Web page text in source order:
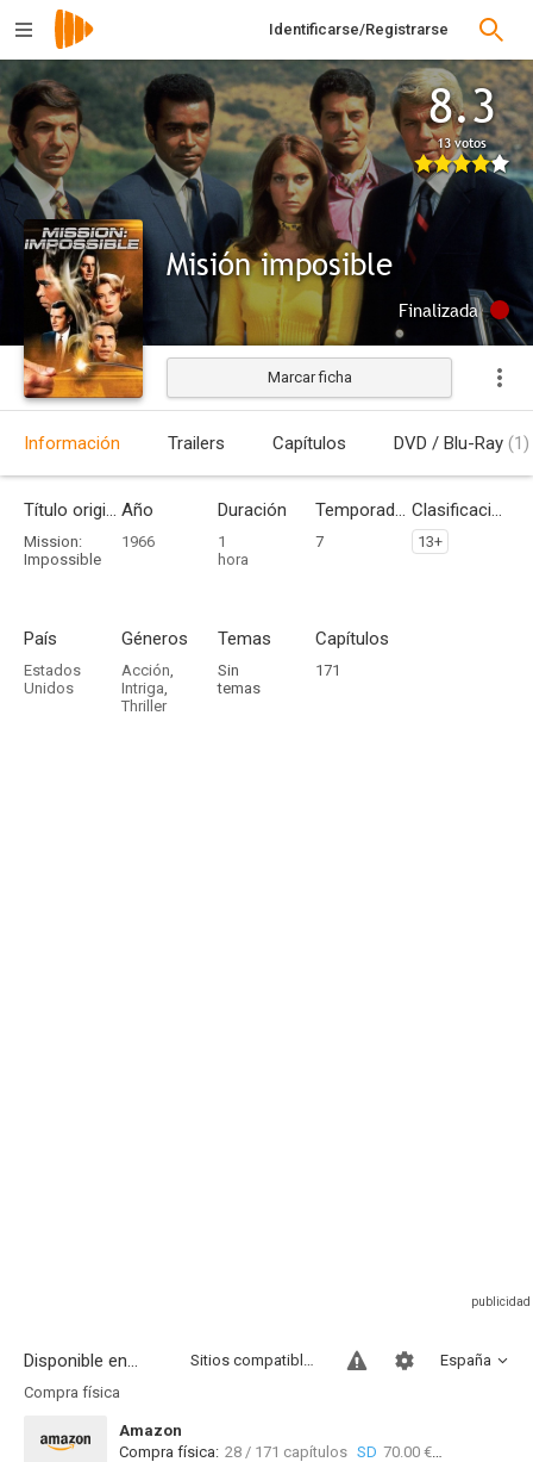
Identificarse/Registrarse
8.3
13 votos
Misión imposible
Finalizada
Marcar ficha
Información Trailers Capítulos DVD / Blu-Ray (1)
Título original
Mission:
Impossible
Año
1966
Duración
1
hora
Temporadas
7
Clasificación por edades
13+
País
Estados
Unidos
Géneros
Acción,
Intriga,
Thriller
Temas
Sin
temas
Capítulos
171
Disponible en... España
Sitios compatibles
Compra física
Amazon
Compra física: 28 / 171 capítulos SD 70.00 €